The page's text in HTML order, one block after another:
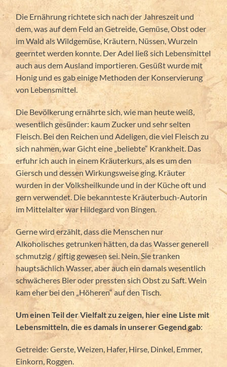
Die Ernährung richtete sich nach der Jahreszeit und
dem, was auf dem Feld an Getreide, Gemüse, Obst oder
im Wald als Wildgemüse, Kräutern, Nüssen, Wurzeln
geerntet werden konnte. Der Adel ließ sich Lebensmittel
auch aus dem Ausland importieren. Gesüßt wurde mit
Honig und es gab einige Methoden der Konservierung
von Lebensmittel.
Die Bevölkerung ernährte sich, wie man heute weiß,
wesentlich gesünder: kaum Zucker und sehr selten
Fleisch. Bei den Reichen und Adeligen, die viel Fleisch zu
sich nahmen, war Gicht eine „beliebte“ Krankheit. Das
erfuhr ich auch in einem Kräuterkurs, als es um den
Giersch und dessen Wirkungsweise ging. Kräuter
wurden in der Volksheilkunde und in der Küche oft und
gern verwendet. Die bekannteste Kräuterbuch-Autorin
im Mittelalter war Hildegard von Bingen.
Gerne wird erzählt, dass die Menschen nur
Alkoholisches getrunken hätten, da das Wasser generell
schmutzig / giftig gewesen sei. Nein. Sie tranken
hauptsächlich Wasser, aber auch ein damals wesentlich
schwächeres Bier oder pressten sich Obst zu Saft. Wein
kam eher bei den „Höheren“ auf den Tisch.
Um einen Teil der Vielfalt zu zeigen, hier eine Liste mit
Lebensmitteln, die es damals in unserer Gegend gab:
Getreide: Gerste, Weizen, Hafer, Hirse, Dinkel, Emmer,
Einkorn, Roggen.